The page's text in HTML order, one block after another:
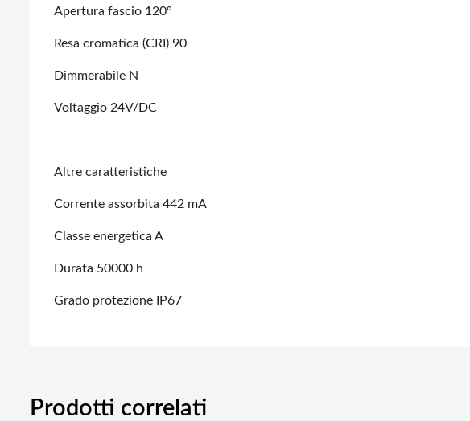
Apertura fascio 120°
Resa cromatica (CRI) 90
Dimmerabile N
Voltaggio 24V/DC
Altre caratteristiche
Corrente assorbita 442 mA
Classe energetica A
Durata 50000 h
Grado protezione IP67
Prodotti correlati